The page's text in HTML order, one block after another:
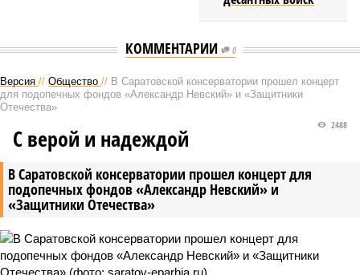
КОММЕНТАРИИ 0
Версия // Общество // В Саратовской консерватории прошел концерт
для подопечных фондов «Александр Невский» и «Защитники
Отечества»
В Саратовской консерватории прошел концерт для
подопечных фондов «Александр Невский» и
«Защитники Отечества»
2488
С верой и надеждой